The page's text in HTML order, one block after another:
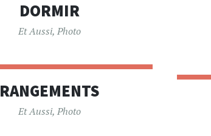
DORMIR
Et Aussi, Photo
RANGEMENTS
Et Aussi, Photo